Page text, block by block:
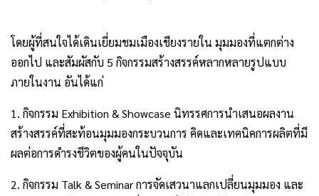
โดยผู้ที่สนใจได้เดินเยี่ยมชมเมืองเชียงรายใน มุมมองที่แตกต่าง
ออกไป และสัมผัสกับ 5 กิจกรรมสร้างสรรค์หลากหลายรูปแบบ
ภายในงาน อันได้แก่
1. กิจกรรม Exhibition & Showcase นิทรรศการนําเสนอผลงาน
สร้างสรรค์ที่สะท้อนมุมมองกระบวนการ คิดและเทคนิคการผลิตที่มี
ผลต่อการดํารงชีวิตของผู้คนในปัจจุบัน
2. กิจกรรม Talk & Seminar การจัดเสวนาแลกเปลี่ยนมุมมอง และ